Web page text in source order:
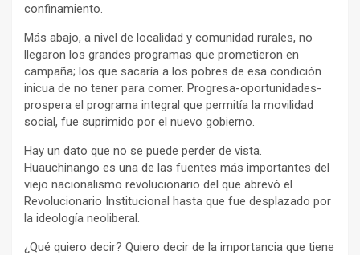
confinamiento.
Más abajo, a nivel de localidad y comunidad rurales, no
llegaron los grandes programas que prometieron en
campaña; los que sacaría a los pobres de esa condición
inicua de no tener para comer. Progresa-oportunidades-
prospera el programa integral que permitía la movilidad
social, fue suprimido por el nuevo gobierno.
Hay un dato que no se puede perder de vista.
Huauchinango es una de las fuentes más importantes del
viejo nacionalismo revolucionario del que abrevó el
Revolucionario Institucional hasta que fue desplazado por
la ideología neoliberal.
¿Qué quiero decir? Quiero decir de la importancia que tiene